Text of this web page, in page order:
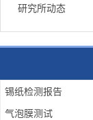
研究所动态
锡纸检测报告
气泡膜测试